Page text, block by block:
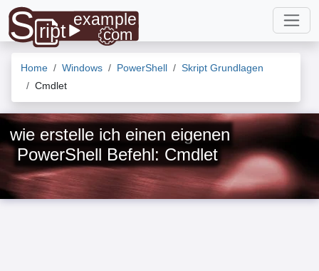
Home Windows PowerShell
Skript Grundlagen
Cmdlet
wie erstelle ich einen eigenen
PowerShell Befehl: Cmdlet